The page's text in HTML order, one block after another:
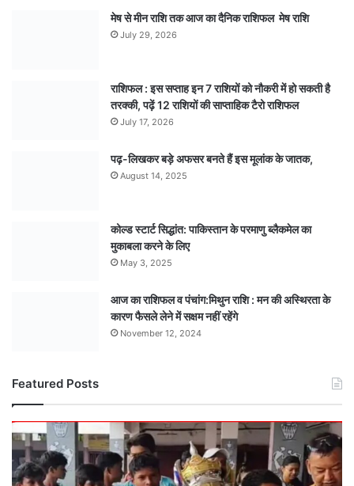
मेष से मीन राशि तक आज का दैनिक राशिफल मेष राशि
July 29, 2026
राशिफल : इस सप्ताह इन 7 राशियों को नौकरी में हो सकती है
तरक्की, पढ़ें 12 राशियों की साप्ताहिक टैरो राशिफल
July 17, 2026
पढ़-लिखकर बड़े अफसर बनते हैं इस मूलांक के जातक,
August 14, 2025
कोल्ड स्टार्ट सिद्धांत: पाकिस्तान के परमाणु ब्लैकमेल का
मुकाबला करने के लिए
May 3, 2025
आज का राशिफल व पंचांग:मिथुन राशि : मन की अस्थिरता के
कारण फैसले लेने में सक्षम नहीं रहेंगे
November 12, 2024
Featured Posts
अंडर-15
टीम
बनी